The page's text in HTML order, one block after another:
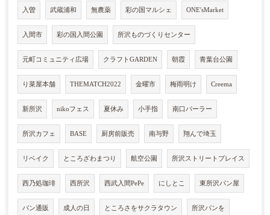
入曽 武蔵浦和 無農薬 彩の国マルシェ ONE'sMarket
入間市 彩の国入間公園 所沢ものづくりセンター
元町コミュニティ広場 クラフトGARDEN 朝霞 青葉台公園
り菜屋本舗 THEMATCH2022 金曜市 梅雨明け Creema
新所沢 nikoフェス 夏休み 小手指 南口パーラー
所沢カフェ BASE 厨房前販売 南与野 翔んで埼玉
リベイク ところざわまつり 航空公園 所沢ストリートプレイス
西乃処珈琲 西所沢 西武入間PePe にしとこ 東所沢パン屋
パン通販 成人の日 ところさをサクラタウン 所沢パンを